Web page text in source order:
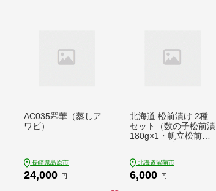
AC035翆華（蒸しア
ワビ）
長崎県島原市
24,000 円
北海道 松前漬け 2種
セット（数の子松前漬
180g×1・帆立松前漬1
存食 酒の肴 つま
み ごはんのお供 珍
北海道留萌市
6,000 円